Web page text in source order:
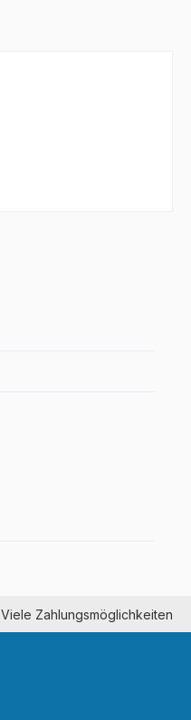
Viele Zahlungsmöglichkeiten